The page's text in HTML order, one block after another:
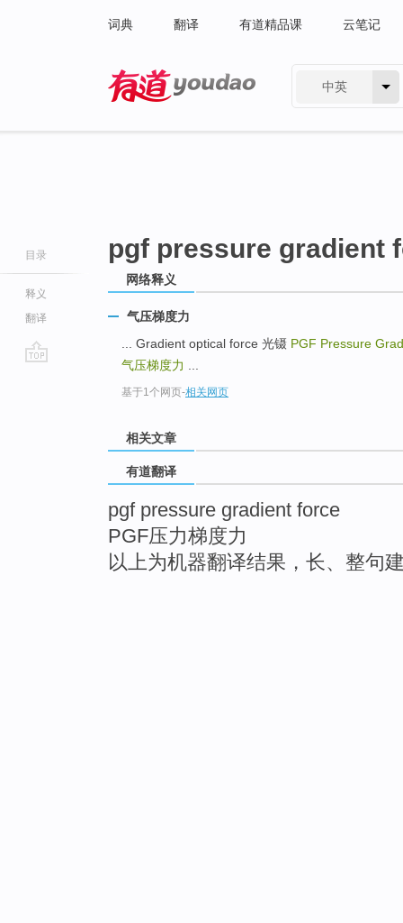
词典 翻译 有道精品课 云笔记
中英
目录
释义
翻译
pgf pressure gradient
网络释义
气压梯度力
... Gradient optical force 光镊 PGF Pressure
气压梯度力
基于1个网页-相关网页
相关文章
有道翻译
pgf pressure gradient force
PGF压力梯度力
以上为机器翻译结果，长、整句